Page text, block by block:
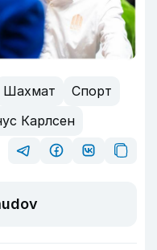
Шахмат
Спорт
Карлсен